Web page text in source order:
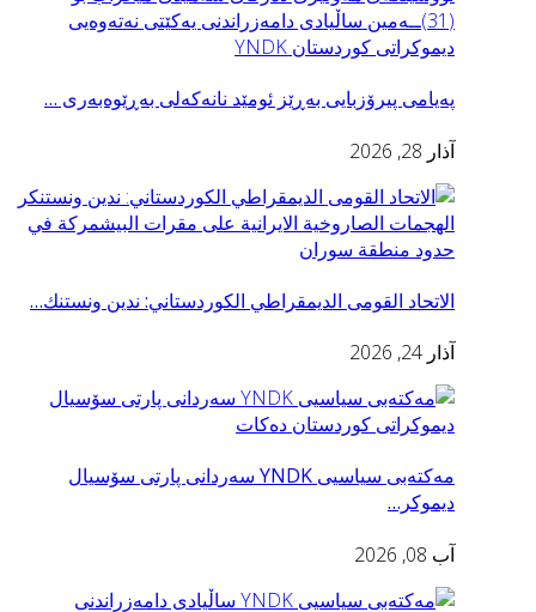
پەیامی پیرۆزبایی به‌ڕێز ئومێد نانەکەلی بەڕێوەبەری …
آذار 28, 2026
الاتحاد القومى الديمقراطي الكوردستاني: ندين ونستنك…
آذار 24, 2026
مه‌كته‌بی سیاسیی YNDK سه‌ردانى پارتى سۆسيال
ديموكر…
آب 08, 2026